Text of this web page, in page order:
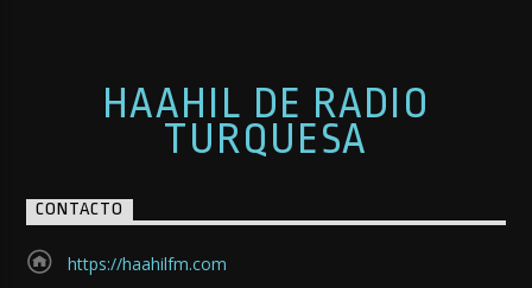
HAAHIL DE RADIO
TURQUESA
CONTACTO
https://haahilfm.com